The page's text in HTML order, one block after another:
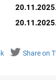
Share on